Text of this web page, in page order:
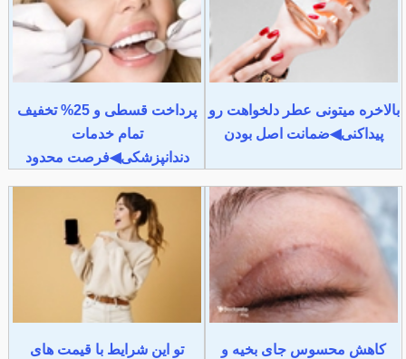
بالاخره میتونی عطر دلخواهت رو
پیداکنی◀ضمانت اصل بودن
پرداخت قسطی و 25% تخفیف
تمام خدمات
دندانپزشکی◀فرصت محدود
کاهش محسوس جای بخیه و
تو این شرایط با قیمت های